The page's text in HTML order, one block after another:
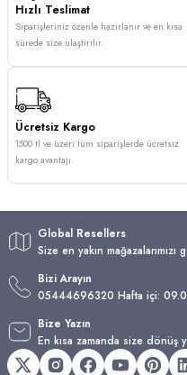
Hızlı Teslimat
Siparişleriniz özenle hazırlanır ve en kısa
sürede size ulaştırılır.
Ücretsiz Kargo
1500 tl ve üzeri tüm siparişlerde ücretsiz
kargo avantajı.
Global Resellers
Size en yakın mağazalarımızı
Bizi Arayın
05444696320 Hafta içi:
Bize Yazın
En kısa zamanda size dönüş